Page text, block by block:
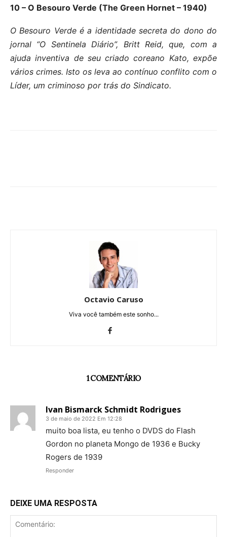
10 – O Besouro Verde (The Green Hornet – 1940)
O Besouro Verde é a identidade secreta do dono do
jornal “O Sentinela Diário”, Britt Reid, que, com a
ajuda inventiva de seu criado coreano Kato, expõe
vários crimes. Isto os leva ao contínuo conflito com o
Líder, um criminoso por trás do Sindicato.
Octavio Caruso
Viva você também este sonho...
1 COMENTÁRIO
Ivan Bismarck Schmidt Rodrigues
3 de maio de 2022 Em 12:28
muito boa lista, eu tenho o DVDS do Flash
Gordon no planeta Mongo de 1936 e Bucky
Rogers de 1939
Responder
DEIXE UMA RESPOSTA